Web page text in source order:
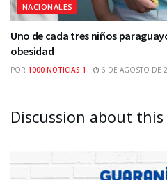
NACIONALES
Uno de cada tres niños
obesidad
POR 1000 NOTICIAS 1 6 DE AGOSTO DE
Discussion about